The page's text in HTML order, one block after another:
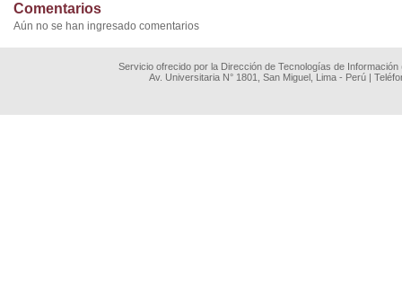
Comentarios
Aún no se han ingresado comentarios
Servicio ofrecido por la Dirección de Tecnologías de
Av. Universitaria N° 1801, San Miguel, Lima - Perú |